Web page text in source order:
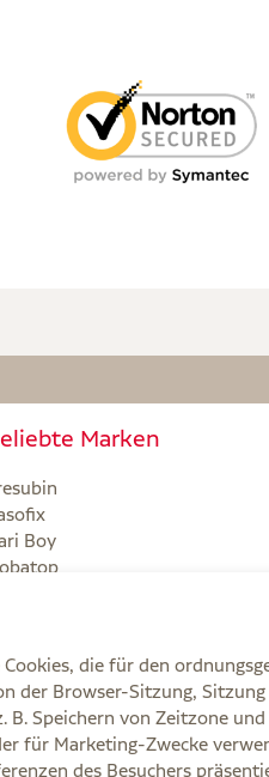
Marken
Boy
Datenschutz
die für den
Browser-Sitzung,
Speichern von Zeitzone
für Marketing-Zwecke
des Besuchers